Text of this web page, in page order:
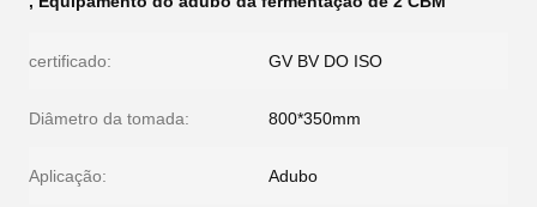
certificado: GV BV DO ISO
Diâmetro da tomada: 800*350mm
Aplicação: Adubo